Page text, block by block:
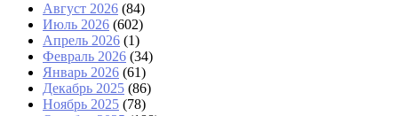
Август 2026 (84)
Июль 2026 (602)
Апрель 2026 (1)
Февраль 2026 (34)
Январь 2026 (61)
Декабрь 2025 (86)
Ноябрь 2025 (78)